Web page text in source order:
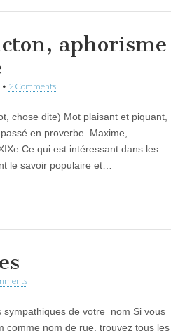
aphorisme
• 2 Comments
chose dite) Mot plaisant et piquant,
en proverbe. Maxime,
Ce qui est intéressant dans les
le savoir populaire et…
sympathiques de votre nom Si vous
comme nom de rue, trouvez tous les